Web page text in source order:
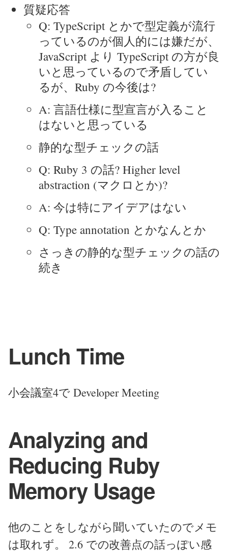
質疑応答
Q: TypeScript とかで型定義が流行
っているのが個人的には嫌だが、
JavaScript より TypeScript の方が良
いと思っているので矛盾してい
るが、Ruby の今後は?
A: 言語仕様に型宣言が入ること
はないと思っている
静的な型チェックの話
Q: Ruby 3 の話? Higher level
abstraction (マクロとか)?
A: 今は特にアイデアはない
Q: Type annotation とかなんとか
さっきの静的な型チェックの話の
続き
Lunch Time
小会議室4で Developer Meeting
Analyzing and
Reducing Ruby
Memory Usage
他のことをしながら聞いていたのでメモ
は取れず。 2.6 での改善点の話っぽい感